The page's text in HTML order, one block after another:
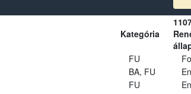
Kategória
FU
BA, FU
FU